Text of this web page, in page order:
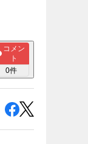
コメン
ト
0件